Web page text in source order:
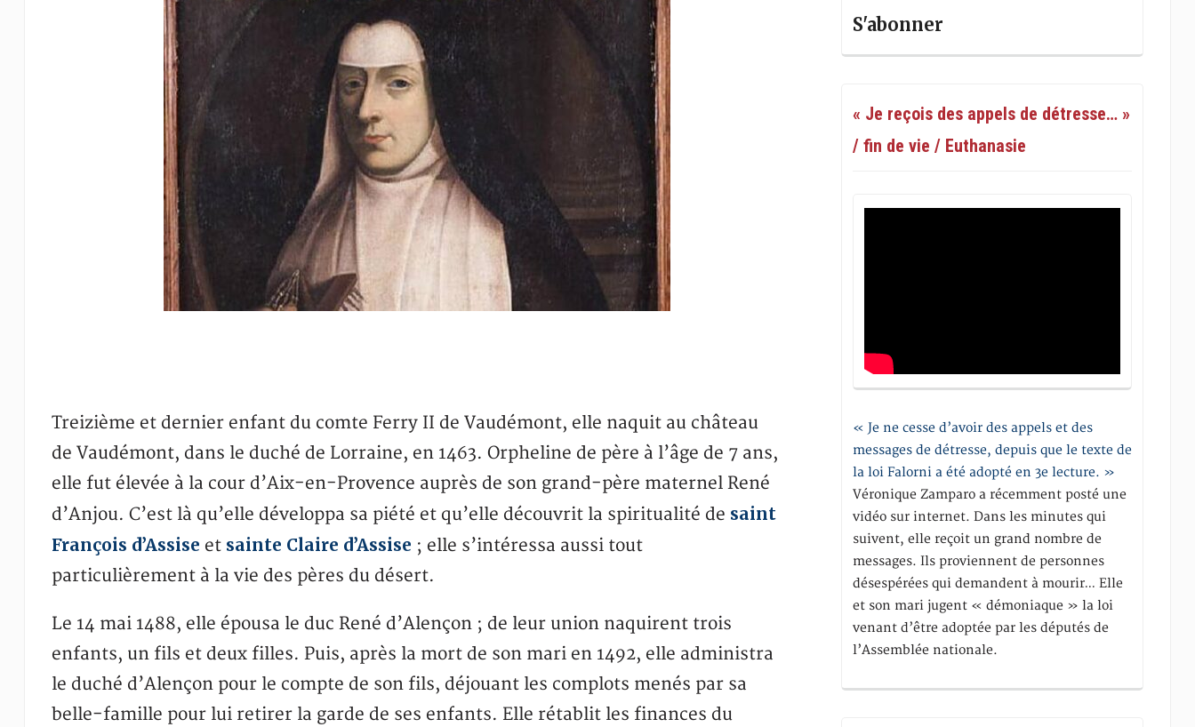
Treizième et dernier enfant du comte Ferry II de Vaudémont, elle naquit au château
de Vaudémont, dans le duché de Lorraine, en 1463. Orpheline de père à l’âge de 7 ans,
elle fut élevée à la cour d’Aix-en-Provence auprès de son grand-père maternel René
d’Anjou. C’est là qu’elle développa sa piété et qu’elle découvrit la spiritualité de saint
François d’Assise et sainte Claire d’Assise ; elle s’intéressa aussi tout
particulièrement à la vie des pères du désert.
Le 14 mai 1488, elle épousa le duc René d’Alençon ; de leur union naquirent trois
enfants, un fils et deux filles. Puis, après la mort de son mari en 1492, elle administra
le duché d’Alençon pour le compte de son fils, déjouant les complots menés par sa
belle-famille pour lui retirer la garde de ses enfants. Elle rétablit les finances du
S'abonner
« Je reçois des appels de détresse… »
/ fin de vie / Euthanasie
« Je ne cesse d’avoir des appels et des
messages de détresse, depuis que le texte de
la loi Falorni a été adopté en 3e lecture. »
Véronique Zamparo a récemment posté une
vidéo sur internet. Dans les minutes qui
suivent, elle reçoit un grand nombre de
messages. Ils proviennent de personnes
désespérées qui demandent à mourir… Elle
et son mari jugent « démoniaque » la loi
venant d’être adoptée par les députés de
l’Assemblée nationale.